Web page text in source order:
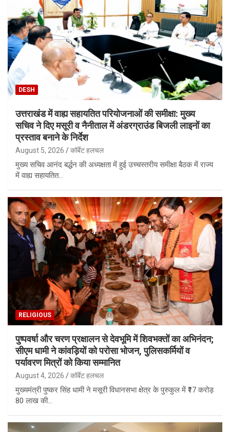
DESH
उत्तराखंड में वाह्य सहायतित परियोजनाओं की समीक्षा: मुख्य
सचिव ने दिए मसूरी व नैनीताल में अंडरग्राउंड बिजली लाइनों का
प्रस्ताव बनाने के निर्देश
August 5, 2026 कॉर्बेट हलचल
मुख्य सचिव आनंद बर्द्धन की अध्यक्षता में हुई उच्चस्तरीय समीक्षा बैठक में राज्य
में वाह्य सहायतित…
RELIGIOUS
पुष्पवर्षा और चरण प्रक्षालन से देवभूमि में शिवभक्तों का अभिनंदन;
सीएम धामी ने कांवड़ियों को परोसा भोजन, पुलिसकर्मियों व
पर्यावरण मित्रों को किया सम्मानित
August 4, 2026 कॉर्बेट हलचल
मुख्यमंत्री पुष्कर सिंह धामी ने मसूरी विधानसभा क्षेत्र के पुरुकुल में ₹17 करोड़
80 लाख की…